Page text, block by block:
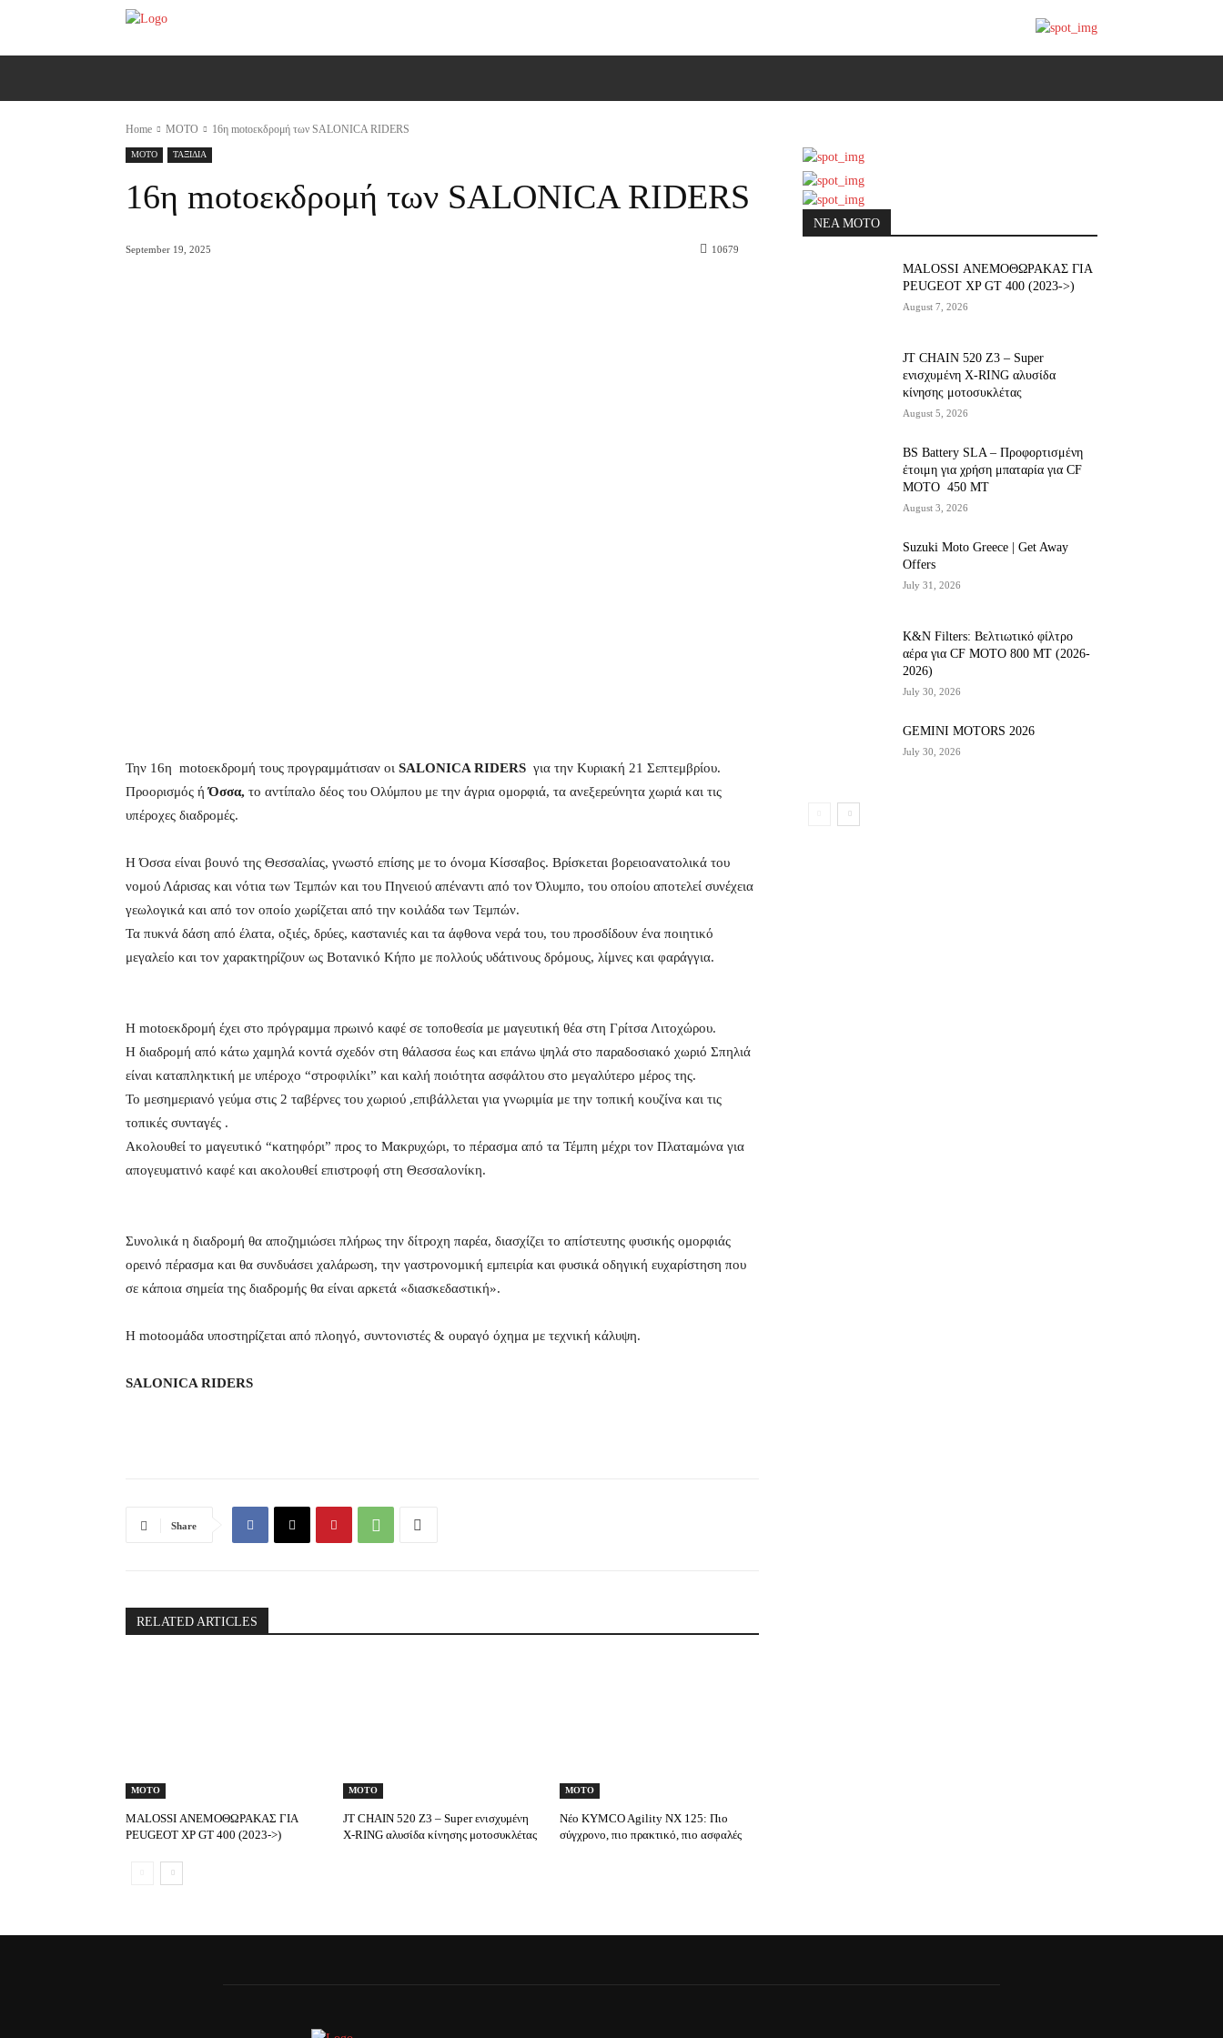
Home MOTO 16η motoεκδρομή των SALONICA RIDERS
MOTO ΤΑΞΙΔΙΑ
16η motoεκδρομή των SALONICA RIDERS
September 19, 2025 10679
Την 16η motoεκδρομή τους προγραμμάτισαν οι SALONICA RIDERS για την Κυριακή 21 Σεπτεμβρίου.
Προορισμός ήΌσσα, το αντίπαλο δέος του Ολύμπου με την άγρια ομορφιά, τα ανεξερεύνητα χωριά και τις
υπέροχες διαδρομές.
Η Όσσα είναι βουνό της Θεσσαλίας, γνωστό επίσης με το όνομα Κίσσαβος. Βρίσκεται βορειοανατολικά του
νομού Λάρισας και νότια των Τεμπών και του Πηνειού απέναντι από τον Όλυμπο, του οποίου αποτελεί συνέχεια
γεωλογικά και από τον οποίο χωρίζεται από την κοιλάδα των Τεμπών.
Τα πυκνά δάση από έλατα, οξιές, δρύες, καστανιές και τα άφθονα νερά του, του προσδίδουν ένα ποιητικό
μεγαλείο και τον χαρακτηρίζουν ως Βοτανικό Κήπο με πολλούς υδάτινους δρόμους, λίμνες και φαράγγια.
Η motoεκδρομή έχει στο πρόγραμμα πρωινό καφέ σε τοποθεσία με μαγευτική θέα στη Γρίτσα Λιτοχώρου.
Η διαδρομή από κάτω χαμηλά κοντά σχεδόν στη θάλασσα έως και επάνω ψηλά στο παραδοσιακό χωριό Σπηλιά
είναι καταπληκτική με υπέροχο “στροφιλίκι” και καλή ποιότητα ασφάλτου στο μεγαλύτερο μέρος της.
Το μεσημεριανό γεύμα στις 2 ταβέρνες του χωριού ,επιβάλλεται για γνωριμία με την τοπική κουζίνα και τις
τοπικές συνταγές .
Ακολουθεί το μαγευτικό “κατηφόρι” προς το Μακρυχώρι, το πέρασμα από τα Τέμπη μέχρι τον Πλαταμώνα για
απογευματινό καφέ και ακολουθεί επιστροφή στη Θεσσαλονίκη.
Συνολικά η διαδρομή θα αποζημιώσει πλήρως την δίτροχη παρέα, διασχίζει το απίστευτης φυσικής ομορφιάς
ορεινό πέρασμα και θα συνδυάσει χαλάρωση, την γαστρονομική εμπειρία και φυσικά οδηγική ευχαρίστηση που
σε κάποια σημεία της διαδρομής θα είναι αρκετά «διασκεδαστική».
Η motoομάδα υποστηρίζεται από πλοηγό, συντονιστές & ουραγό όχημα με τεχνική κάλυψη.
SALONICA RIDERS
Share
RELATED ARTICLES
MOTO
ΜΑLOSSI ΑΝΕΜΟΘΩΡΑΚΑΣ ΓΙΑ
PEUGEOT XP GT 400 (2023->)
MOTO
JT CHAIN 520 Ζ3 – Super ενισχυμένη
X-RING αλυσίδα κίνησης μοτοσυκλέτας
MOTO
Νέο KYMCO Agility NX 125: Πιο
σύγχρονο, πιο πρακτικό, πιο ασφαλές
ΝΕΑ MOTO
ΜΑLOSSI ΑΝΕΜΟΘΩΡΑΚΑΣ ΓΙΑ
PEUGEOT XP GT 400 (2023->)
August 7, 2026
JT CHAIN 520 Ζ3 – Super
ενισχυμένη X-RING αλυσίδα
κίνησης μοτοσυκλέτας
August 5, 2026
BS Battery SLA – Προφορτισμένη
έτοιμη για χρήση μπαταρία για CF
MOTO 450 MT
August 3, 2026
Suzuki Moto Greece | Get Away
Offers
July 31, 2026
K&N Filters: Βελτιωτικό φίλτρο
αέρα για CF ΜΟΤΟ 800 ΜΤ (2026-
2026)
July 30, 2026
GEMINI MOTORS 2026
July 30, 2026